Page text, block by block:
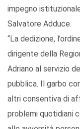
impegno
Salvatore Adduce.
“La dedizione,
dirigente della
Adriano al servizio
pubblica. Il garbo
altri consentiva di
problemi quotidiani